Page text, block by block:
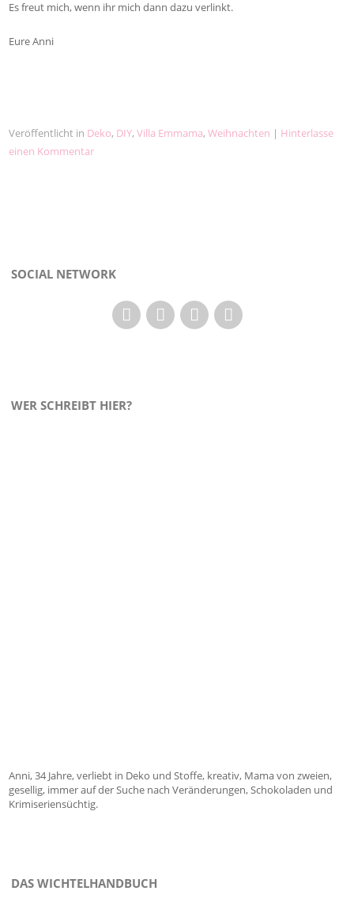
Es freut mich, wenn ihr mich dann dazu verlinkt.
Eure Anni
Veröffentlicht in Deko, DIY,Villa Emmama,Weihnachten | Hinterlasse
einen Kommentar
SOCIAL NETWORK
WER SCHREIBT HIER?
Anni, 34 Jahre, verliebt in Deko und Stoffe, kreativ, Mama von zweien,
gesellig, immer auf der Suche nach Veränderungen, Schokoladen und
Krimiseriensüchtig.
DAS WICHTELHANDBUCH